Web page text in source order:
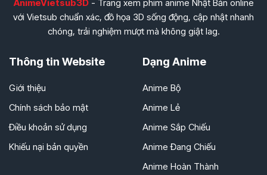
AnimeVietsub3D- Trang xem phim anime Nhật Bản online
với Vietsub chuẩn xác, đồ họa 3D sống động, cập nhật nhanh
chóng, trải nghiệm mượt mà không giật lag.
Thông tin Website
Giới thiệu
Chính sách bảo mật
Điều khoản sử dụng
Khiếu nại bản quyền
Dạng Anime
Anime Bộ
Anime Lẻ
Anime Sắp Chiếu
Anime Đang Chiếu
Anime Hoàn Thành